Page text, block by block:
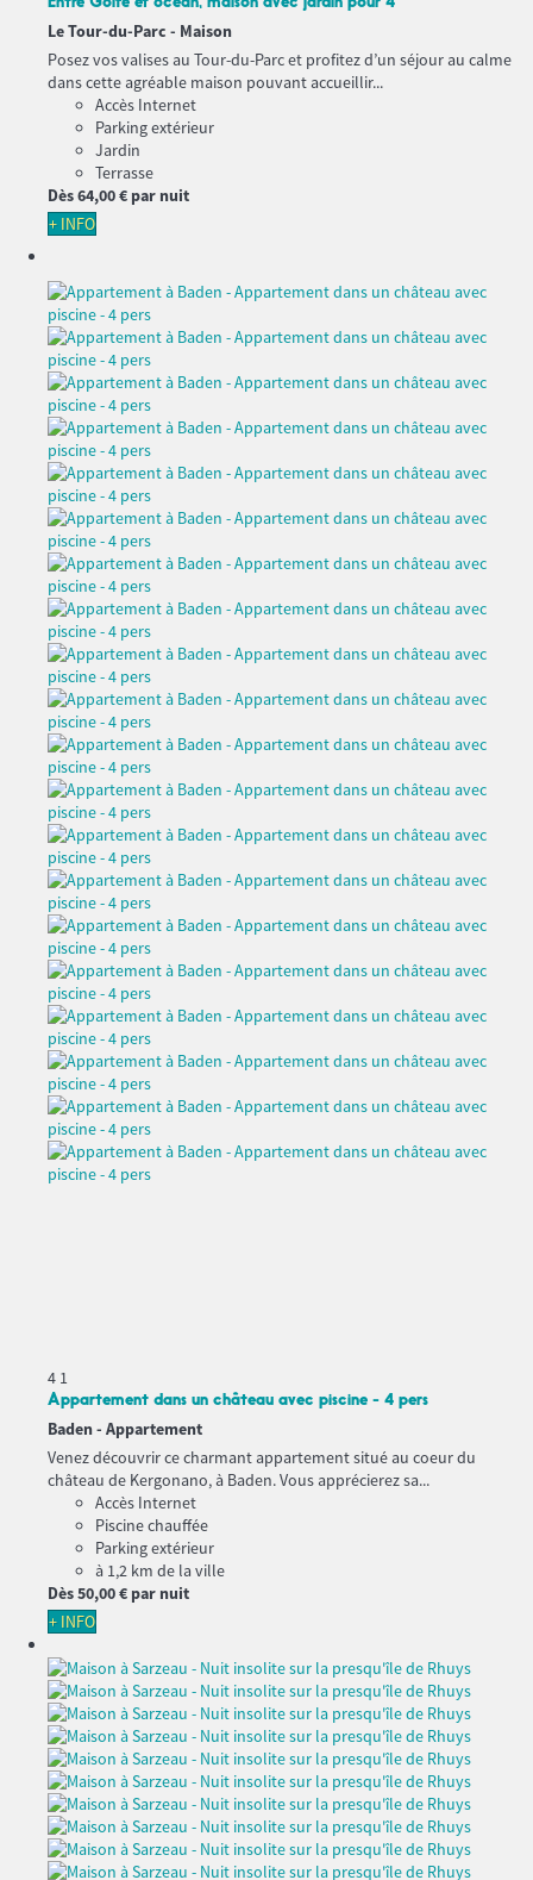
Le Tour-du-Parc - Maison
Posez vos valises au Tour-du-Parc et profitez d’un séjour au calme
dans cette agréable maison pouvant accueillir...
Accès Internet
Parking extérieur
Jardin
Terrasse
Dès64,00 € par nuit
+ INFO
4 1
Appartement dans un château avec piscine - 4 pers
Baden - Appartement
Venez découvrir ce charmant appartement situé au coeur du
château de Kergonano, à Baden. Vous apprécierez sa...
Accès Internet
Piscine chauffée
Parking extérieur
à 1,2 km de la ville
Dès50,00 € par nuit
+ INFO